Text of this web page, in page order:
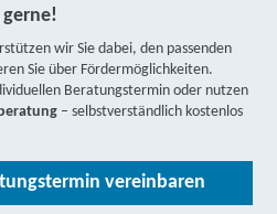
gerne!
wir Sie dabei, den passenden
Sie über Fördermöglichkeiten.
Beratungstermin oder nutzen
– selbstverständlich kostenlos
vereinbaren